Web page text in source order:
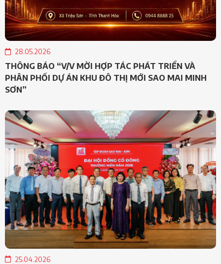
28.05.2026
THÔNG BÁO “V/V MỜI HỢP TÁC PHÁT TRIỂN VÀ
PHÂN PHỐI DỰ ÁN KHU ĐÔ THỊ MỚI SAO MAI MINH
SƠN”
25.04.2026